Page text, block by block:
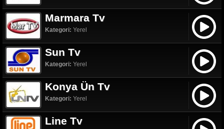
Marmara Tv
Kategori: Yerel
Sun Tv
Kategori: Yerel
Konya Ün Tv
Kategori: Yerel
Line Tv